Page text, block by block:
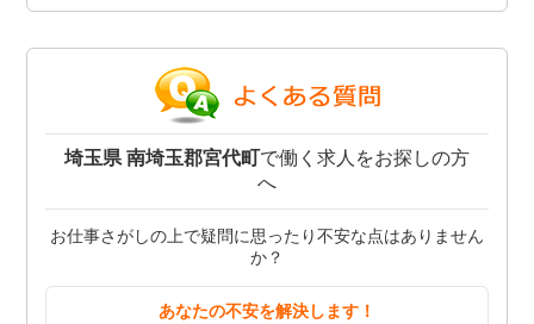
埼玉県 南埼玉郡宮代町で働く求人をお探しの方
へ
お仕事さがしの上で疑問に思ったり不安な点はありません
か？
あなたの不安を解決します！